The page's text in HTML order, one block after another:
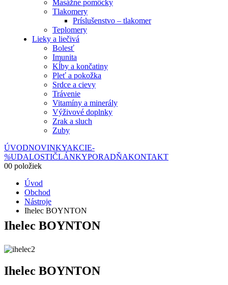
Masážne pomôcky
Tlakomery
Príslušenstvo – tlakomer
Teplomery
Lieky a liečivá
Bolesť
Imunita
Kĺby a končatiny
Pleť a pokožka
Srdce a cievy
Trávenie
Vitamíny a minerály
Výživové doplnky
Zrak a sluch
Zuby
ÚVODNOVINKYAKCIE-
%UDALOSTIČLÁNKYPORADŇAKONTAKT
00 položiek
Úvod
Obchod
Nástroje
Ihelec BOYNTON
Ihelec BOYNTON
Ihelec BOYNTON